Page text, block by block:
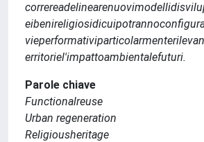
erritoriel'impattoambientalefuturi.
Parole chiave
Functionalreuse
Urban regeneration
Religiousheritage